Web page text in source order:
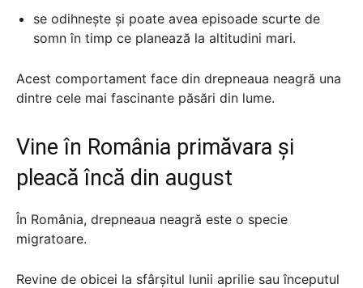
se odihnește și poate avea episoade scurte de
somn în timp ce planează la altitudini mari.
Acest comportament face din drepneaua neagră una
dintre cele mai fascinante păsări din lume.
Vine în România primăvara și
pleacă încă din august
În România, drepneaua neagră este o specie
migratoare.
Revine de obicei la sfârșitul lunii aprilie sau începutul